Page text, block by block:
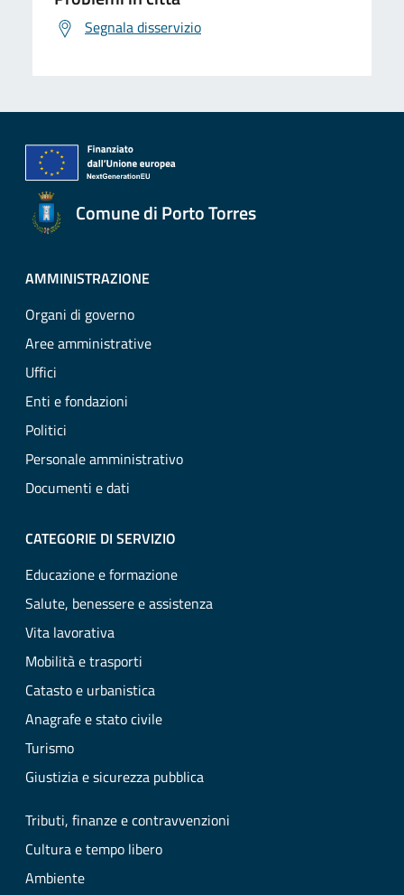
Segnala disservizio
Comune di Porto Torres
AMMINISTRAZIONE
Organi di governo
Aree amministrative
Uffici
Enti e fondazioni
Politici
Personale amministrativo
Documenti e dati
CATEGORIE DI SERVIZIO
Educazione e formazione
Salute, benessere e assistenza
Vita lavorativa
Mobilità e trasporti
Catasto e urbanistica
Anagrafe e stato civile
Turismo
Giustizia e sicurezza pubblica
Tributi, finanze e contravvenzioni
Cultura e tempo libero
Ambiente